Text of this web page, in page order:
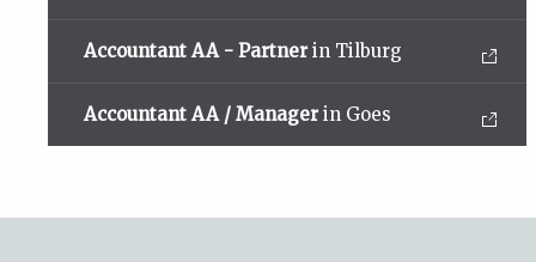
Accountant AA - Partner in Tilburg
Accountant AA / Manager in Goes